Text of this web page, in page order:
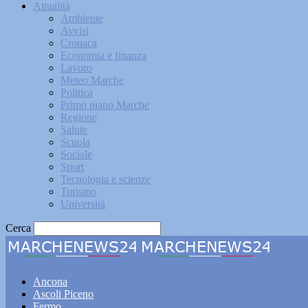
Attualità
Ambiente
Avvisi
Cronaca
Economia e finanza
Lavoro
Meteo Marche
Politica
Primo piano Marche
Regione
Salute
Scuola
Sociale
Sport
Tecnologia e scienze
Turismo
Università
Cerca
Ancona
Ascoli Piceno